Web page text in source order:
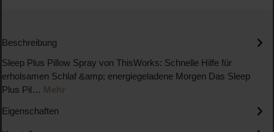
Beschreibung
Sleep Plus Pillow Spray von ThisWorks: Schnelle Hilfe für
erholsamen Schlaf &amp; energiegeladene Morgen Das Sleep
Plus Pil… Mehr
Eigenschaften